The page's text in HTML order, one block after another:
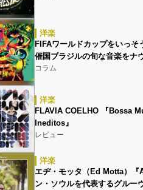
洋楽
FIFAワールドカップをいっそ
催国ブラジルの旬な音楽をナ
コラム
洋楽
FLAVIA COELHO 『Bossa
Ineditos』
レビュー
洋楽
エヂ・モッタ（Ed Motta）『
ン・ソウルを代表するグルー